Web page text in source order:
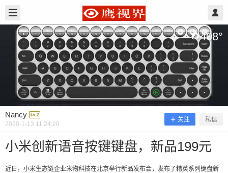
408°
Nancy
2020-1-13 11:24:20
关注 私信
小米创新语音按键键盘，新品199元
近日，小米生态链企业米物科技在北京举行新品发布会，发布了精英系列键盘新
Nancy @ 鹰视界 2020/1/13